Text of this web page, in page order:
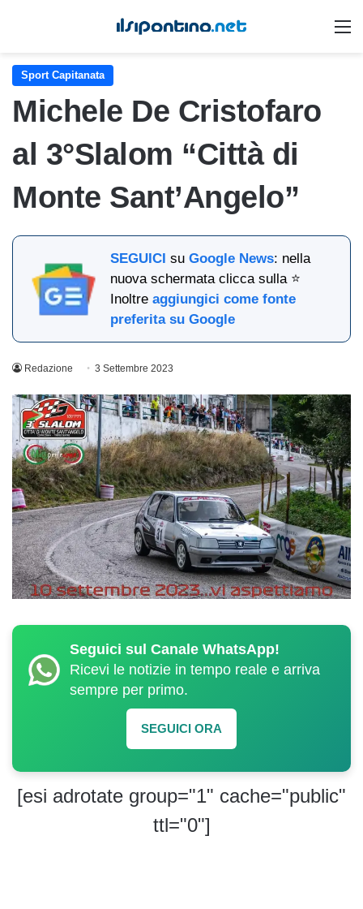
Sport Capitanata
Michele De Cristofaro
al 3°Slalom “Città di
Monte Sant’Angelo”
SEGUICI suGoogle News: nella
nuova schermata clicca sulla ⭐
Inoltreaggiungici come fonte
preferita su Google
Redazione 3 Settembre 2023
Seguici sul Canale WhatsApp!
Ricevi le notizie in tempo reale e arriva
sempre per primo.
SEGUICI ORA
[esi adrotate group="1" cache="public"
ttl="0"]